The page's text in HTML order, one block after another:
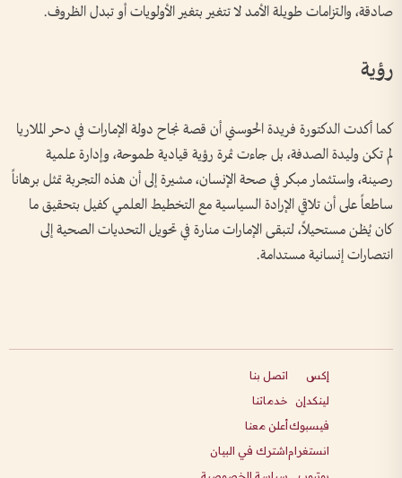
صادقة، والتزامات طويلة الأمد لا تتغير بتغير الأولويات أو تبدل الظروف.
رؤية
كما أكدت الدكتورة فريدة الحوسني أن قصة نجاح دولة الإمارات في دحر الملاريا
لم تكن وليدة الصدفة، بل جاءت ثمرة رؤية قيادية طموحة، وإدارة علمية
رصينة، واستثمار مبكر في صحة الإنسان، مشيرة إلى أن هذه التجربة تمثل برهاناً
ساطعاً على أن تلاقي الإرادة السياسية مع التخطيط العلمي كفيل بتحقيق ما
كان يُظن مستحيلاً، لتبقى الإمارات منارة في تحويل التحديات الصحية إلى
انتصارات إنسانية مستدامة.
إكس
لينكدإن
فيسبوك
انستغرام
اتصل بنا
خدماتنا
أعلن معنا
اشترك في البيان